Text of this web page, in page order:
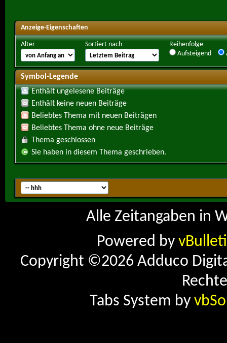
Anzeige-Eigenschaften
Alter Sortiert nach
Reihenfolge
Aufsteigend
Symbol-Legende
Enthält ungelesene Beiträge
Enthält keine neuen Beiträge
Beliebtes Thema mit neuen Beiträgen
Beliebtes Thema ohne neue Beiträge
Thema geschlossen
Sie haben in diesem Thema geschrieben.
Alle Zeitangaben in
Powered by
Copyright ©2026 Adduco
Tabs System by